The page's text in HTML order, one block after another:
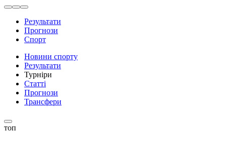
Результати
Прогнози
Спорт
Новини спорту
Результати
Турніри
Статті
Прогнози
Трансфери
топ